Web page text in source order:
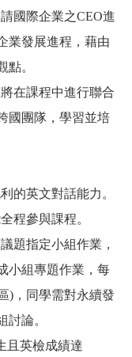
國際企業之CEO進
業發展進程，藉由
點。
在課程中進行聯合
國團隊，學習並培
的英文對話能力。
程參與課程。
題指定小組作業，
小組專題作業，每
) ，同學需對永續發
討論。
且英檢成績達